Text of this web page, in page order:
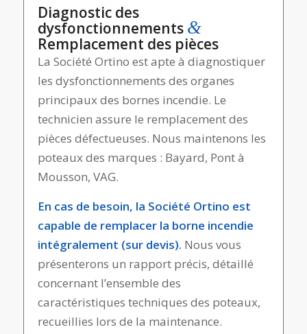
Diagnostic des
dysfonctionnements &
Remplacement des pièces
La Société Ortino est apte à diagnostiquer
les dysfonctionnements des organes
principaux des bornes incendie. Le
technicien assure le remplacement des
pièces défectueuses. Nous maintenons les
poteaux des marques : Bayard, Pont à
Mousson, VAG.
En cas de besoin, la Société Ortino est
capable de remplacer la borne incendie
intégralement (sur devis). Nous vous
présenterons un rapport précis, détaillé
concernant l’ensemble des
caractéristiques techniques des poteaux,
recueillies lors de la maintenance.